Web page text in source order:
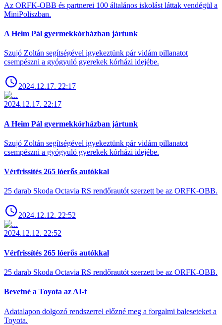
Az ORFK-OBB és partnerei 100 általános iskolást láttak vendégül a
MiniPoliszban.
A Heim Pál gyermekkórházban jártunk
Szujó Zoltán segítségével igyekeztünk pár vidám pillanatot
csempészni a gyógyuló gyerekek kórházi idejébe.
2024.12.17. 22:17
2024.12.17. 22:17
A Heim Pál gyermekkórházban jártunk
Szujó Zoltán segítségével igyekeztünk pár vidám pillanatot
csempészni a gyógyuló gyerekek kórházi idejébe.
Vérfrissítés 265 lóerős autókkal
25 darab Skoda Octavia RS rendőrautót szerzett be az ORFK-OBB.
2024.12.12. 22:52
2024.12.12. 22:52
Vérfrissítés 265 lóerős autókkal
25 darab Skoda Octavia RS rendőrautót szerzett be az ORFK-OBB.
Bevetné a Toyota az AI-t
Adatalapon dolgozó rendszerrel előzné meg a forgalmi baleseteket a
Toyota.